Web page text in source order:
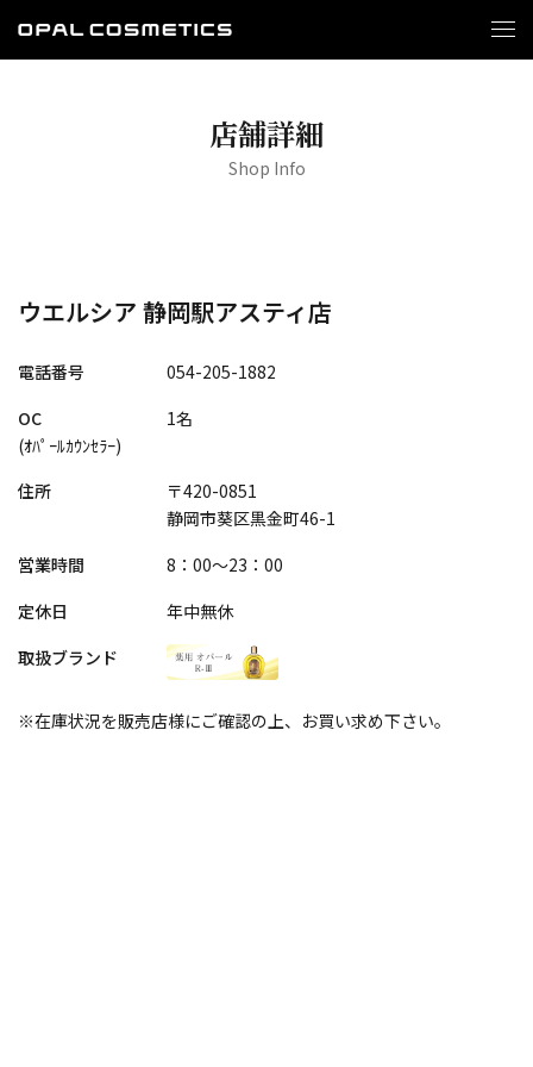
店舗詳細
Shop Info
ウエルシア 静岡駅アスティ店
電話番号
054-205-1882
OC
(ｵﾊﾟｰﾙｶｳﾝｾﾗｰ)
1名
住所
〒420-0851
静岡市葵区黒金町46-1
営業時間
8：00～23：00
定休日
年中無休
取扱ブランド
※在庫状況を販売店様にご確認の上、お買い求め下さい。